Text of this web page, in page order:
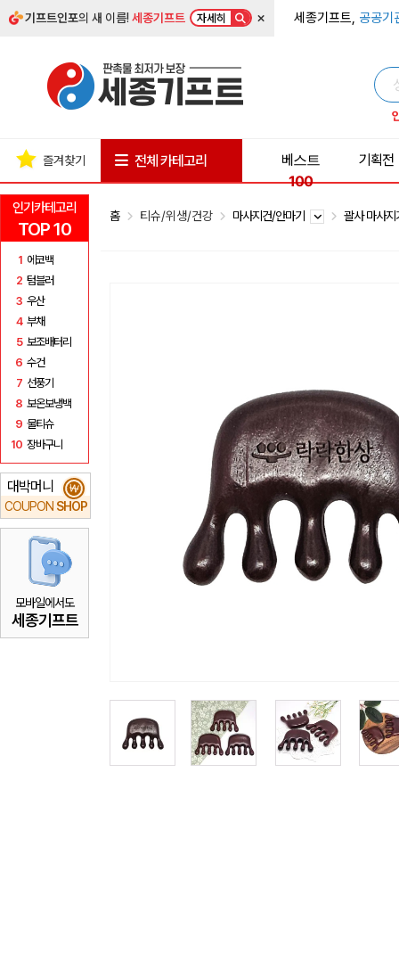
기프트인포의 새 이름!세종기프트 자세히 × 세종기프트, 공공기
인기카테고리
TOP 10
1 에코백
2 텀블러
3 우산
4 부채
5 보조배터리
6 수건
7 선풍기
8 보온보냉백
9 물티슈
10 장바구니
대박머니
COUPON SHOP
₩
모바일에서도
세종기프트
즐겨찾기 전체 카테고리
베스트
100
기획전
홈 티슈/위생/건강 마사지건/안마기 괄사 마사